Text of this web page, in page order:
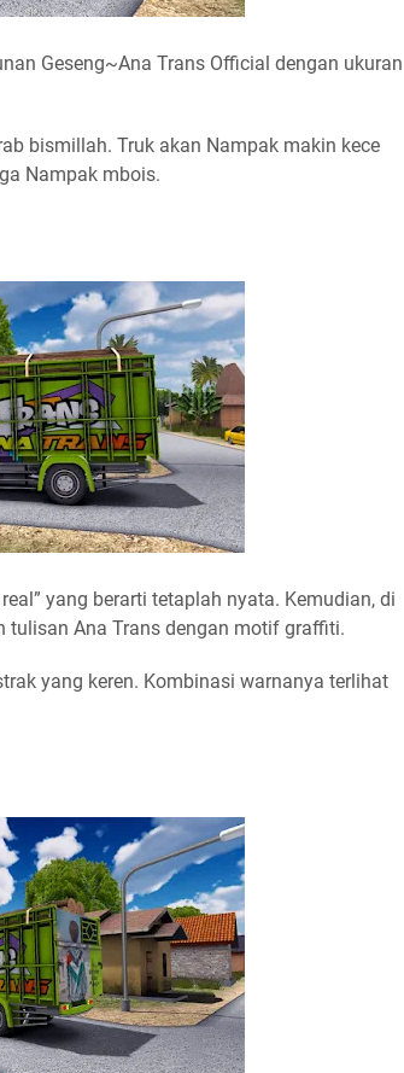
Geseng~Ana Trans Official dengan ukuran
bismillah. Truk akan Nampak makin kece
Nampak mbois.
yang berarti tetaplah nyata. Kemudian, di
tulisan Ana Trans dengan motif graffiti.
yang keren. Kombinasi warnanya terlihat